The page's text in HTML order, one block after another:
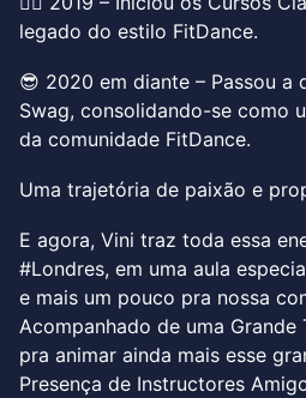
legado do estilo FitDance.
😎 2020 em diante – Passou a
Swag, consolidando-se como
da comunidade FitDance.
Uma trajetória de paixão e
E agora, Vini traz toda essa
#Londres, em uma aula
e mais um pouco pra nossa
Acompanhado de uma Grande
pra animar ainda mais esse
Presença de Instructores